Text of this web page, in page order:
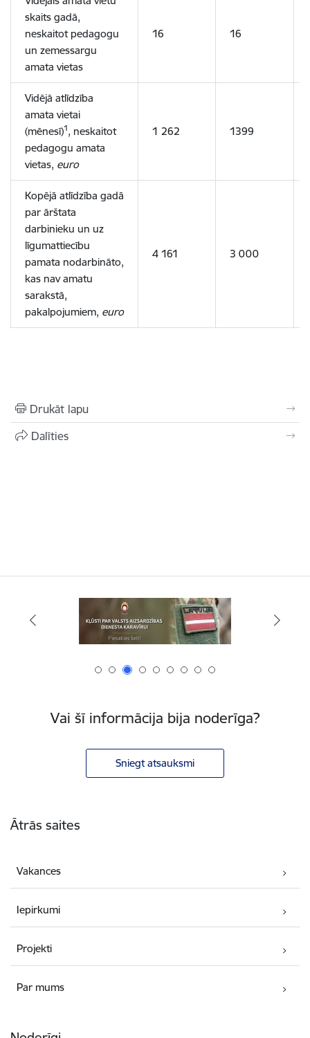
skaits gadā,
neskaitot pedagogu
un zemessargu
amata vietas
16 16
Vidējā atlīdzība
amata vietai
(mēnesī)1, neskaitot
pedagogu amata
vietas, euro
1 262 1399
Kopējā atlīdzība gadā
par ārštata
darbinieku un uz
līgumattiecību
pamata nodarbināto,
kas nav amatu
sarakstā,
pakalpojumiem, euro
4 161 3 000
Drukāt lapu
Dalīties
Vai šī informācija bija noderīga?
Sniegt atsauksmi
Ātrās saites
Vakances
Iepirkumi
Projekti
Par mums